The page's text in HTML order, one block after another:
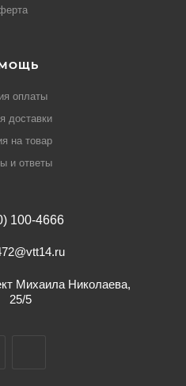
оплаты
доставки
на товар
и ответы
100-4666
Михаила Николаева,
25/5